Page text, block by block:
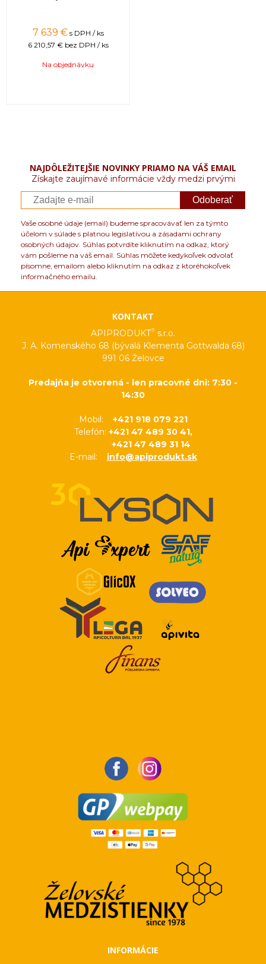
7 639 € s DPH / ks
6 210,57 € bez DPH / ks
Na objednávku
NAJDÔLEŽITEJŠIE NOVINKY PRIAMO NA VÁŠ EMAIL
Získajte zaujímavé informácie vždy medzi prvými
Odoberať
Vaše osobné údaje (email) budeme spracovávať len za týmto
účelom v súlade s platnou legislatívou a zásadami ochrany
osobných údajov. Súhlas potvrdíte kliknutím na odkaz, ktorý
vám pošleme na váš email. Súhlas môžete kedykoľvek odvolať
písomne, emailom alebo kliknutím na odkaz z ktoréhokoľvek
informačného emailu.
KONTAKT
APIPRODUKT® s.r.o.
J. A. Komenského 68 (bývalá Klementa Gottwalda 68)
991 06 Želovce
Predajňa je otvorená - len pracovné dni: 7:30 -
14:30
Mobil: +421 918 079 221
Telefón: +421 47 489 30 41,
+421 47 489 31 14
E-mail: info@apiprodukt.sk
INFORMÁCIE